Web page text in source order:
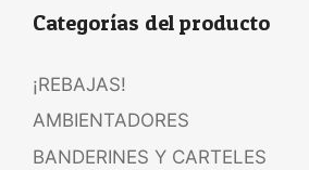
Categorías del producto
¡REBAJAS!
AMBIENTADORES
BANDERINES Y CARTELES